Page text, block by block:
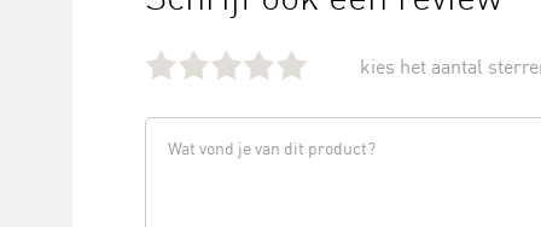
kies het aantal